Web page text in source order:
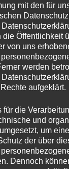
mit den für
die Öffentlichkeit
von uns
werden
aufgeklärt.
für die
und
um
der über
Dennoch